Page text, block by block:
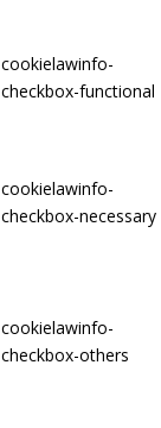
cookielawinfo-
checkbox-functional
cookielawinfo-
checkbox-necessary
cookielawinfo-
checkbox-others